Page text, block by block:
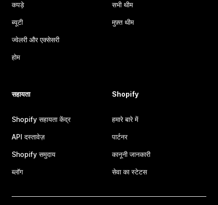
कपड़े
ब्यूटी
ज्वेलरी और एक्सेसरी
होम
सभी थीम
मुफ़्त थीम
सहायता
Shopify सहायता केंद्र
API दस्तावेज़
Shopify समुदाय
ब्लॉग
Shopify
हमारे बारे में
पार्टनर
कानूनी जानकारी
सेवा का स्टेटस